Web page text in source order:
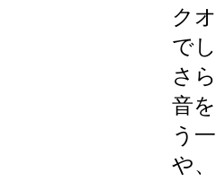
ク
で
さ
音
う
や